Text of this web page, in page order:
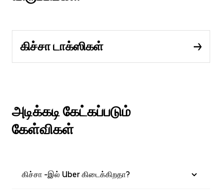
கிச்சா டாக்ஸிகள்
அடிக்கடி கேட்கப்படும்
கேள்விகள்
கிச்சா -இல் Uber கிடைக்கிறதா?